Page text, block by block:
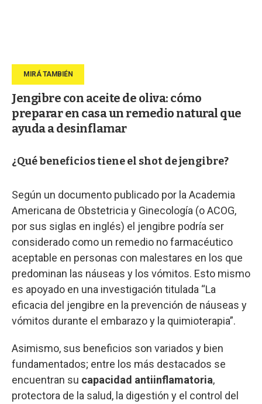
Jengibre con aceite de oliva: cómo
preparar en casa un remedio natural que
ayuda a desinflamar
¿Qué beneficios tiene el shot de jengibre?
Según un documento publicado por la Academia
Americana de Obstetricia y Ginecología (o ACOG,
por sus siglas en inglés) el jengibre podría ser
considerado como un remedio no farmacéutico
aceptable en personas con malestares en los que
predominan las náuseas y los vómitos. Esto mismo
es apoyado en una investigación titulada “La
eficacia del jengibre en la prevención de náuseas y
vómitos durante el embarazo y la quimioterapia”.
Asimismo, sus beneficios son variados y bien
fundamentados; entre los más destacados se
encuentran su capacidad antiinflamatoria,
protectora de la salud, la digestión y el control del